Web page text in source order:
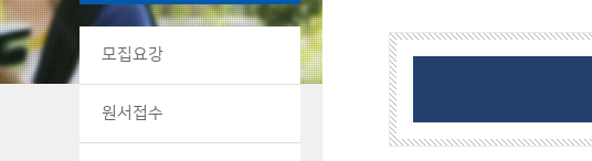
모집요강
원서접수